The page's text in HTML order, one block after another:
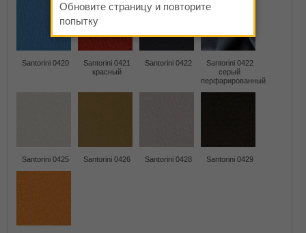
Santorini 0420
Santorini 0421
красный
Santorini 0422
Santorini 0422
серый
перфарированный
Santorini 0425 Santorini 0426 Santorini 0428 Santorini 0429
Обновите страницу и повторите
попытку